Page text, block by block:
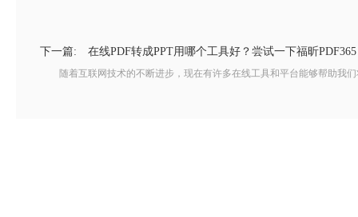
下一篇: 在线PDF转成PPT用哪个工具好？尝试一下福昕PDF365
随着互联网技术的不断进步，现在有许多在线工具和平台能够帮助我们